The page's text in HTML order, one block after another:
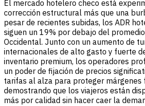
El mercado hotelero checo está
corrección estructural más que una
pesar de recientes subidas, los ADR
siguen un 19% por debajo del
Occidental. Junto con un aumento de
internacionales de alto gasto y fuerte
inventario premium, los operadores
un poder de fijación de precios
tarifas al alza para proteger márgenes
demostrando que los viajeros están
más por calidad sin hacer caer la